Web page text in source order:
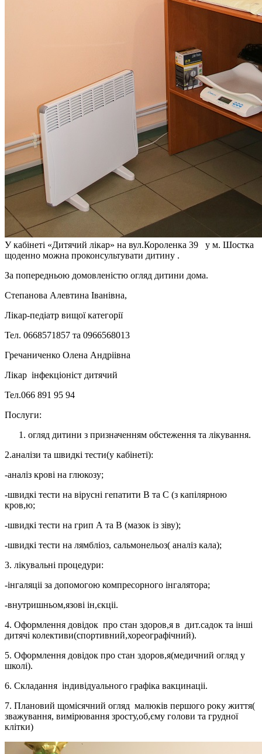
У кабінеті «Дитячий лікар» на вул.Короленка 39 у м. Шостка
щоденно можна проконсультувати дитину .
За попередньою домовленістю огляд дитини дома.
Степанова Алевтина Іванівна,
Лікар-педіатр вищої категорії
Тел. 0668571857 та 0966568013
Гречаниченко Олена Андріівна
Лікар інфекціоніст дитячий
Тел.066 891 95 94
Послуги:
огляд дитини з призначенням обстеження та лікування.
2.аналізи та швидкі тести(у кабінеті):
-аналіз крові на глюкозу;
-швидкі тести на вірусні гепатити В та С (з капілярною
кров,ю;
-швидкі тести на грип А та В (мазок із зіву);
-швидкі тести на лямбліоз, сальмонельоз( аналіз кала);
3. лікувальні процедури:
-інгаляціі за допомогою компресорного інгалятора;
-внутришньом,язові ін,єкціі.
4. Оформлення довідок про стан здоров,я в дит.садок та інші
дитячі колективи(спортивний,хореографічний).
5. Оформлення довідок про стан здоров,я(медичний огляд у
школі).
6. Складання індивідуального графіка вакцинаціі.
7. Плановий щомісячний огляд малюків першого року життя(
зважування, вимірювання зросту,об,єму голови та грудної
клітки)